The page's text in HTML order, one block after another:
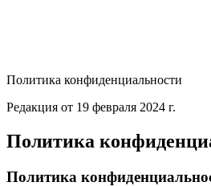
Политика конфиденциальности
Редакция от 19 февраля 2024 г.
Политика
Политика